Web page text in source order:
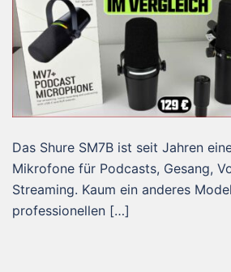
Das Shure SM7B ist seit Jahren
Mikrofone für Podcasts, Gesang,
Streaming. Kaum ein anderes
professionellen […]